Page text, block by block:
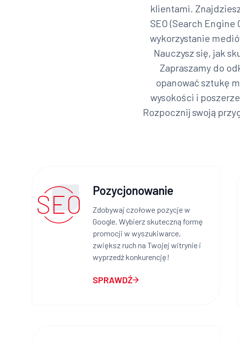
klientami.
SEO (Search
wykorzystanie
Nauczysz się, jak
Zapraszamy do
opanować sztukę
wysokości i
Rozpocznij swoją
Pozycjonowanie
Zdobywaj czołowe pozycje w
Google. Wybierz skuteczną formę
promocji w wyszukiwarce,
zwiększ ruch na Twojej witrynie i
wyprzedź konkurencję!
SPRAWDŹ